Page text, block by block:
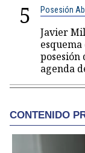
5 Posesión
Javier
posesión
agenda